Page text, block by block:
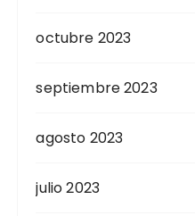
octubre 2023
septiembre 2023
agosto 2023
julio 2023